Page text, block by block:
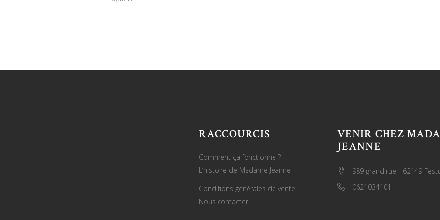
RACCOURCIS
Comment ça fonctionne ?
L’histoire de Madame Jeanne
Conditions générales de vente
Nous contacter
VENIR CHEZ
JEANNE
989 grand rue - 62149
0621034101